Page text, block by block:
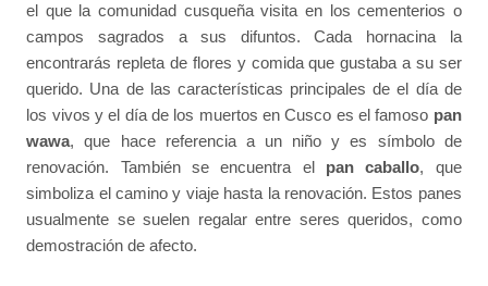
el que la comunidad cusqueña visita en los cementerios o
campos sagrados a sus difuntos. Cada hornacina la
encontrarás repleta de flores y comida que gustaba a su ser
querido. Una de las características principales de el día de
los vivos y el día de los muertos en Cusco es el famoso pan
wawa, que hace referencia a un niño y es símbolo de
renovación. También se encuentra el pan caballo, que
simboliza el camino y viaje hasta la renovación. Estos panes
usualmente se suelen regalar entre seres queridos, como
demostración de afecto.